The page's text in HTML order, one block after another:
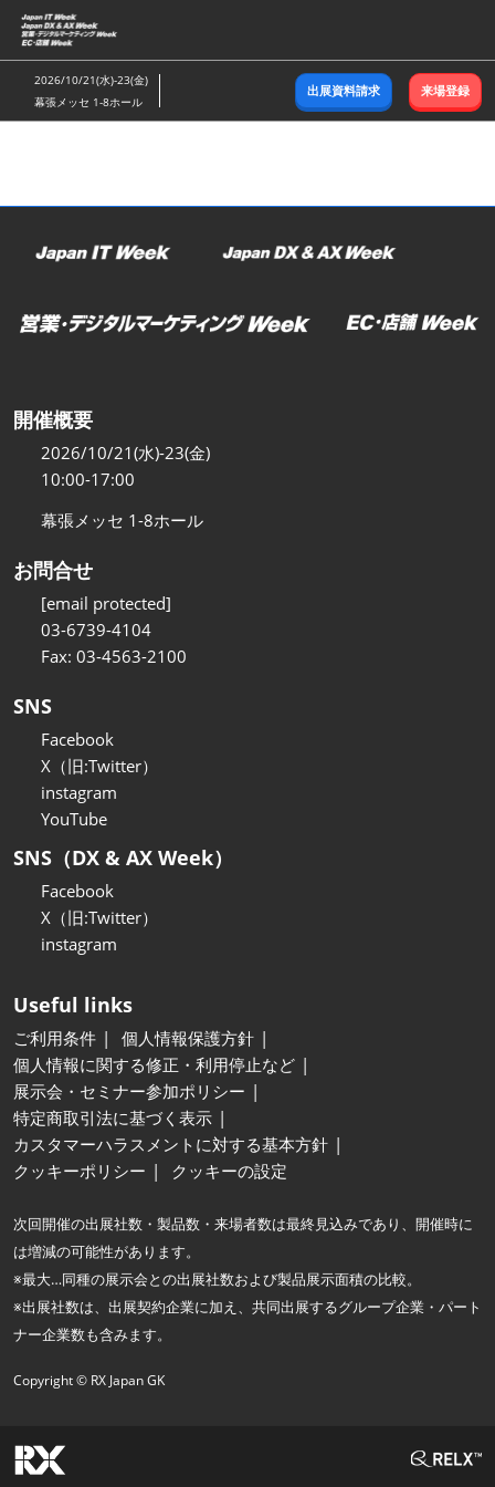
ス
キ
ッ
し
む
2026/10/21(水)-23(金)
幕張メッセ 1-8ホール
出展資料請求 来場登録
開催概要
2026/10/21(水)-23(金)
10:00-17:00
幕張メッセ 1-8ホール
お問合せ
[email protected]
03-6739-4104
Fax: 03-4563-2100
SNS
Facebook
X（旧:Twitter）
instagram
YouTube
SNS（DX & AX Week）
Facebook
X（旧:Twitter）
instagram
Useful links
ご利用条件
個人情報保護方針
個人情報に関する修正・利用停止など
展示会・セミナー参加ポリシー
特定商取引法に基づく表示
カスタマーハラスメントに対する基本方針
クッキーポリシー
クッキーの設定
次回開催の出展社数・製品数・来場者数は最終見込みであり、開催時に
は増減の可能性があります。
※最大…同種の展示会との出展社数および製品展示面積の比較。
※出展社数は、出展契約企業に加え、共同出展するグループ企業・パート
ナー企業数も含みます。
Copyright © RX Japan GK